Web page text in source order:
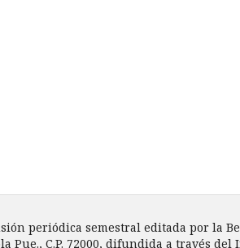
periódica semestral editada por la
C.P. 72000, difundida a través